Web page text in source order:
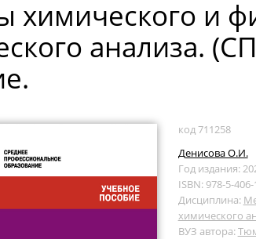
химического и
анализа.
код 711258
Денисова О.И.
Год издания:
ISBN: 978-5-
Дисциплина:
химического
ВУЗ автора: